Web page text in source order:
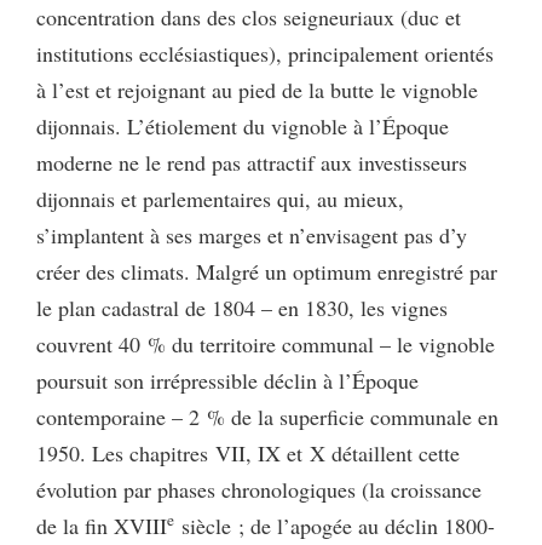
concentration dans des clos seigneuriaux (duc et
institutions ecclésiastiques), principalement orientés
à l’est et rejoignant au pied de la butte le vignoble
dijonnais. L’étiolement du vignoble à l’Époque
moderne ne le rend pas attractif aux investisseurs
dijonnais et parlementaires qui, au mieux,
s’implantent à ses marges et n’envisagent pas d’y
créer des climats. Malgré un optimum enregistré par
le plan cadastral de 1804 – en 1830, les vignes
couvrent 40 % du territoire communal – le vignoble
poursuit son irrépressible déclin à l’Époque
contemporaine – 2 % de la superficie communale en
1950. Les chapitres VII, IX et X détaillent cette
évolution par phases chronologiques (la croissance
de la fin XVIIIe siècle ; de l’apogée au déclin 1800-